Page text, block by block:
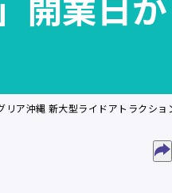
開業日が
リア沖縄 新大型ライドアトラクシ